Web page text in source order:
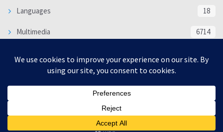
Languages 18
Multimedia 6714
WORLD 16333